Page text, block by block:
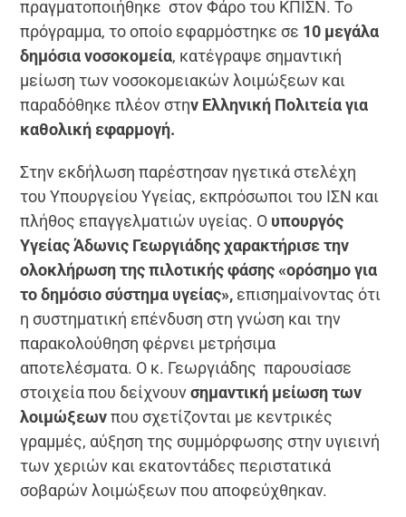
πραγματοποιήθηκε στον Φάρο του ΚΠΙΣΝ. Το
πρόγραμμα, το οποίο εφαρμόστηκε σε 10 μεγάλα
δημόσια νοσοκομεία, κατέγραψε σημαντική
μείωση των νοσοκομειακών λοιμώξεων και
παραδόθηκε πλέον στην Ελληνική Πολιτεία για
καθολική εφαρμογή.
Στην εκδήλωση παρέστησαν ηγετικά στελέχη
του Υπουργείου Υγείας, εκπρόσωποι του ΙΣΝ και
πλήθος επαγγελματιών υγείας. Ο υπουργός
Υγείας Άδωνις Γεωργιάδης χαρακτήρισε την
ολοκλήρωση της πιλοτικής φάσης «ορόσημο για
το δημόσιο σύστημα υγείας», επισημαίνοντας ότι
η συστηματική επένδυση στη γνώση και την
παρακολούθηση φέρνει μετρήσιμα
αποτελέσματα. Ο κ. Γεωργιάδης παρουσίασε
στοιχεία που δείχνουνσημαντική μείωση των
λοιμώξεωνπου σχετίζονται με κεντρικές
γραμμές, αύξηση της συμμόρφωσης στην υγιεινή
των χεριών και εκατοντάδες περιστατικά
σοβαρών λοιμώξεων που αποφεύχθηκαν.